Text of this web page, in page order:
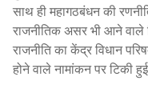
साथ ही महागठबंधन की
राजनीतिक असर भी आने वाले
राजनीति का केंद्र विधान
होने वाले नामांकन पर टिकी